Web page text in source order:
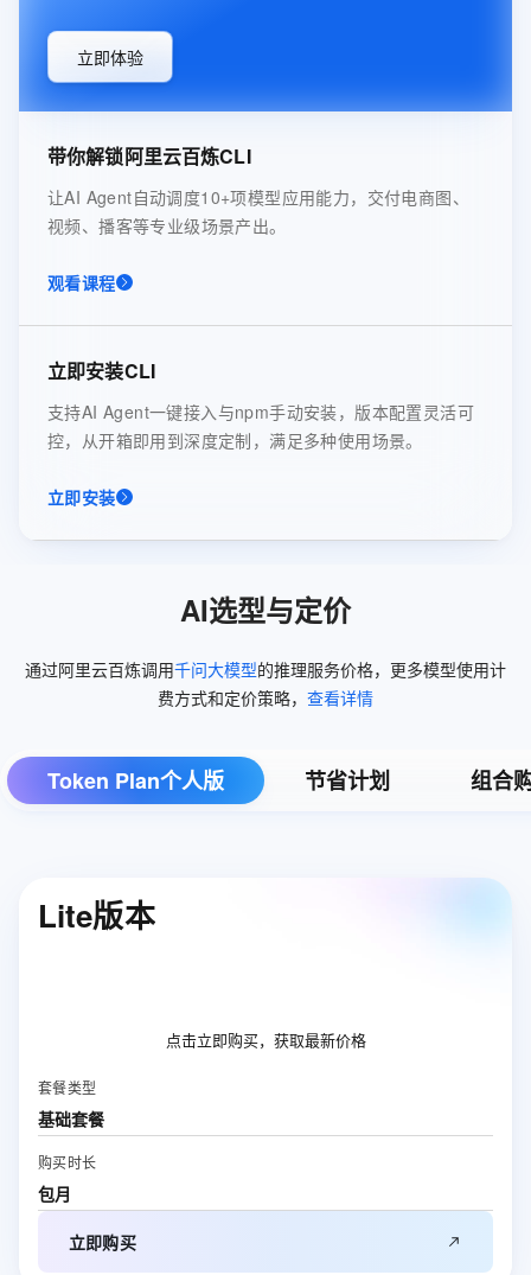
立即体验
带你解锁阿里云百炼CLI
让AI Agent自动调度10+项模型应用能力，交付电商图、
视频、播客等专业级场景产出。
观看课程
立即安装CLI
支持AI Agent一键接入与npm手动安装，版本配置灵活可
控，从开箱即用到深度定制，满足多种使用场景。
立即安装
AI选型与定价
通过阿里云百炼调用千问大模型的推理服务价格，更多模型使用计
费方式和定价策略， 查看详情
Token Plan个人版 节省计划 组合
Lite版本
点击立即购买，获取最新价格
套餐类型
基础套餐
购买时长
包月
立即购买